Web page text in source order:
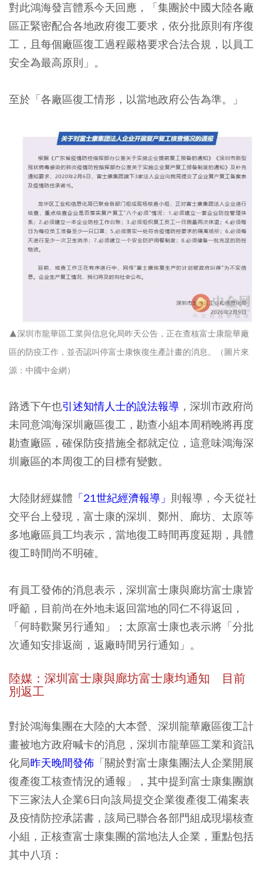
對此鴻海發言體系今天回應，「集團於中國大陸各廠
區正緊密配合各地政府復工要求，依分批原則有序復
工，且每個廠區復工過程嚴格要求合法合規，以員工
安全為最高原則 」。
至於「各廠區復工情形，以當地政府公告為準。」
▲深圳市龍華區工業與信息化局昨天公告，正在查核富士康龍華廠
區的防疫工作，並否認叫停富士康恢復生產計畫的消息。（圖片來
源：中國中金網）
路透下午也引述知情人士的說法報導 ，深圳市政府尚
未同意鴻海深圳廠區復工，勘查小組本周稍晚將再度
勘查廠區，確保防疫措施全都就定位，這意味鴻海深
圳廠區的本周復工的目標有變數。
大陸財經媒體 「21世紀經濟報導」 則報導，今天從社
交平台上發現，富士康的深圳、鄭州、廊坊、太原等
多地廠區員工均表示，當地復工時間再度延期，具體
復工時間尚不明確。
有員工發佈的消息表示，深圳富士康與廊坊富士康皆
呼籲，目前尚在外地未返回當地的同仁不得返回，
「何時歡聚另行通知」；太原富士康也表示將「分批
次通知安排返崗，返廠時間另行通知」。
陸媒：深圳富士康與廊坊富士康均通知 目前
別返工
對於鴻海集團在大陸的大本營、深圳龍華廠區復工計
畫被地方政府喊卡的消息，深圳市龍華區工業和資訊
化局昨天晚間發佈 「關於對富士康集團法人企業開展
復產復工核查情況的通報」，其中提到富士康集團旗
下三家法人企業6日向該局提交企業復產復工備案表
及疫情防控承諾書，該局已聯合各部門組成現場核查
小組，正核查富士康集團的當地法人企業，重點包括
其中八項：